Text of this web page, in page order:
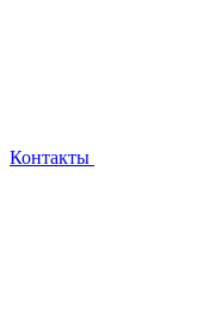
Контакты